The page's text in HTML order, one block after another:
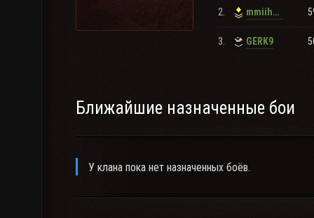
а теперь для непонятливых: КЛАН -I00- создан
СКИЛЛованной ФАНовой технике.
2. mmiihhaa174
3. GERK9
Ближайшие назначенные бои
У клана пока нет назначенных боёв.